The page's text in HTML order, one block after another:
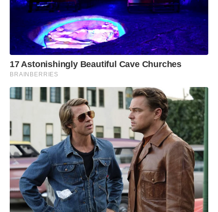
17 Astonishingly Beautiful Cave Churches
BRAINBERRIES